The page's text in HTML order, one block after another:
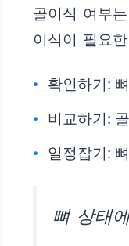
골이식 여부
이식이 필요
확인하기:
비교하기:
일정잡기:
뼈 상태